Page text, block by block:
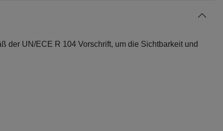
der UN/ECE R 104 Vorschrift, um die Sichtbarkeit und